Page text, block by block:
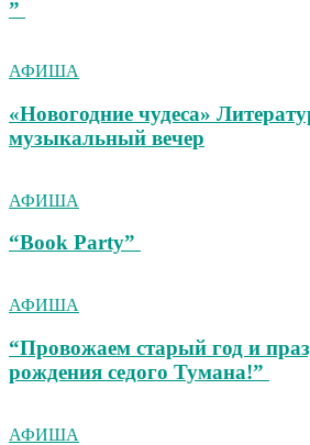
”
АФИША
«Новогодние чудеса»
музыкальный вечер
АФИША
“Book Party”
АФИША
“Провожаем старый год и
рождения седого Тумана!”
АФИША